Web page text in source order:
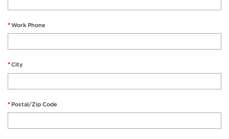
Work Phone
City
Postal/Zip Code